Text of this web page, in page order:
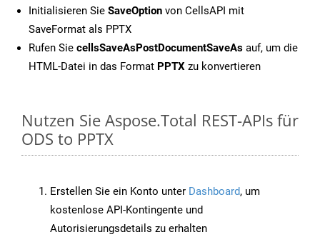
Initialisieren Sie SaveOption von CellsAPI mit
SaveFormat als PPTX
Rufen Sie cellsSaveAsPostDocumentSaveAs auf, um die
HTML-Datei in das Format PPTX zu konvertieren
Nutzen Sie Aspose.Total REST-APIs für
ODS to PPTX
Erstellen Sie ein Konto unter Dashboard, um
kostenlose API-Kontingente und
Autorisierungsdetails zu erhalten